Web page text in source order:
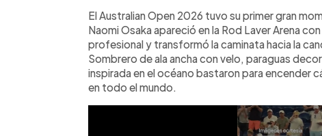
► Escuchar artículo
Naomi Osaka generó el primer gran
al ingresar a la Rod Laver Arena con un
incluyó sombrero con velo y paraguas
el atuendo tenía un sentido narrativo,
maternidad, salud mental e identidad.
estadio y en redes. Luego respaldó el
eficacia en puntos decisivos, durante la
Melbourne australiano actual.
El Australian Open 2026 tuvo su primer gran
Naomi Osaka apareció en la Rod Laver Arena
profesional y transformó la caminata hacia la
Sombrero de ala ancha con velo, paraguas
inspirada en el océano bastaron para encender
en todo el mundo.